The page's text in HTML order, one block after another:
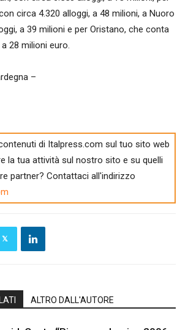
circa 4.320 alloggi, a 48 milioni, a Nuoro
a 39 milioni e per Oristano, che conta
28 milioni euro.
–
di Italpress.com sul tuo sito web
la tua attività sul nostro sito e su quelli
partner? Contattaci all'indirizzo
ALTRO DALL'AUTORE